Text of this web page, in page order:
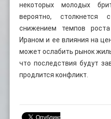
некоторых молодых
вероятно,
снижением темпов
Ираном и ее влияния на
может ослабить рынок
что последствия будут
продлится конфликт.